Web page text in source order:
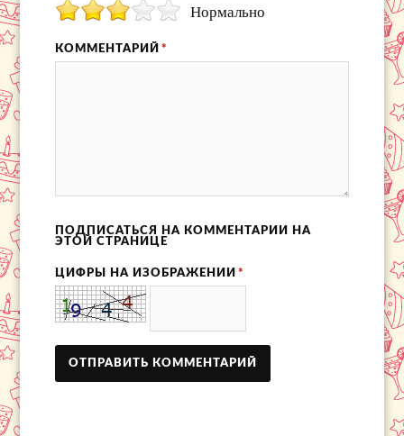
Нормально
КОММЕНТАРИЙ *
ПОДПИСАТЬСЯ НА КОММЕНТАРИИ НА
ЭТОЙ СТРАНИЦЕ
ЦИФРЫ НА ИЗОБРАЖЕНИИ *